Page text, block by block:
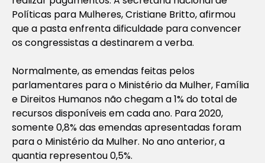
Políticas para Mulheres, Cristiane Britto, afirmou
que a pasta enfrenta dificuldade para convencer
os congressistas a destinarem a verba.
Normalmente, as emendas feitas pelos
parlamentares para o Ministério da Mulher, Família
e Direitos Humanos não chegam a 1% do total de
recursos disponíveis em cada ano. Para 2020,
somente 0,8% das emendas apresentadas foram
para o Ministério da Mulher. No ano anterior, a
quantia representou 0,5%.